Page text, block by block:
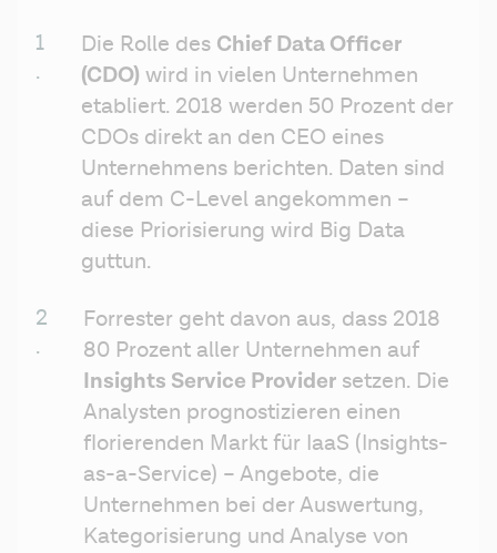
Die Rolle des Chief Data Officer
(CDO) wird in vielen Unternehmen
etabliert. 2018 werden 50 Prozent der
CDOs direkt an den CEO eines
Unternehmens berichten. Daten sind
auf dem C-Level angekommen –
diese Priorisierung wird Big Data
guttun.
Forrester geht davon aus, dass 2018
Insights Service Provider setzen. Die
Analysten prognostizieren einen
florierenden Markt für IaaS (Insights-
as-a-Service) – Angebote, die
Unternehmen bei der Auswertung,
Kategorisierung und Analyse von